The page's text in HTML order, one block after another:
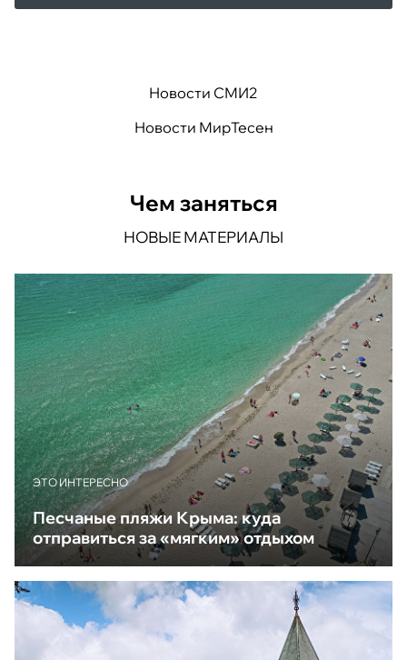
Новости СМИ2
Новости МирТесен
Чем заняться
НОВЫЕ МАТЕРИАЛЫ
ЭТО ИНТЕРЕСНО
Песчаные пляжи Крыма: куда
отправиться за «мягким» отдыхом